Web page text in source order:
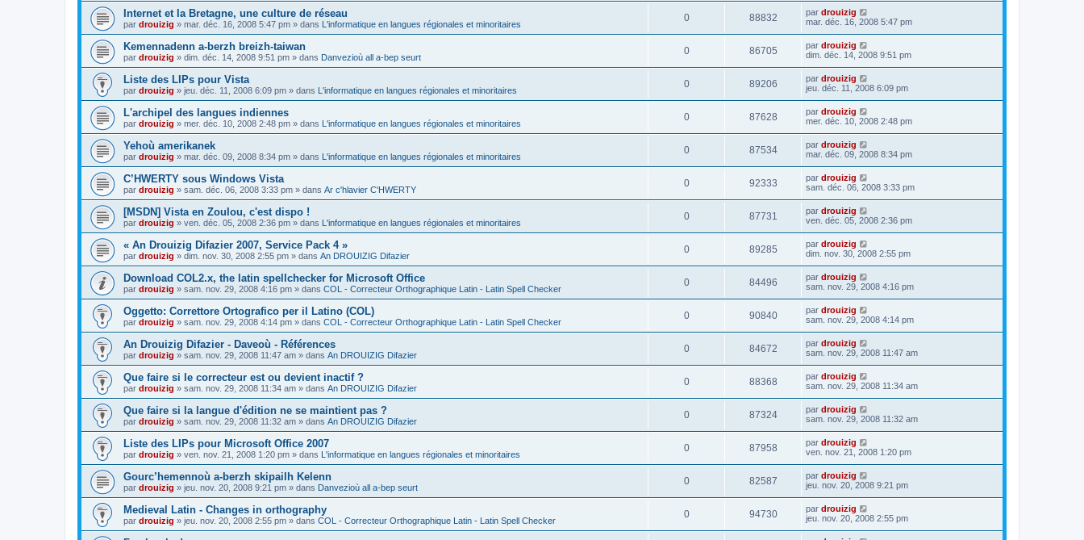
Internet et la Bretagne, une culture de réseau
par drouizig » mar. déc. 16, 2008 5:47 pm » dans L'informatique en langues régionales et minoritaires
0 88832 par drouizig
mar. déc. 16, 2008 5:47 pm
Kemennadenn a-berzh breizh-taiwan
par drouizig » dim. déc. 14, 2008 9:51 pm » dans Danvezioù all a-bep seurt
0 86705 par drouizig
dim. déc. 14, 2008 9:51 pm
Liste des LIPs pour Vista
par drouizig » jeu. déc. 11, 2008 6:09 pm » dans L'informatique en langues régionales et minoritaires
0 89206 par drouizig
jeu. déc. 11, 2008 6:09 pm
L'archipel des langues indiennes
par drouizig » mer. déc. 10, 2008 2:48 pm » dans L'informatique en langues régionales et minoritaires
0 87628 par drouizig
mer. déc. 10, 2008 2:48 pm
Yehoù amerikanek
par drouizig » mar. déc. 09, 2008 8:34 pm » dans L'informatique en langues régionales et minoritaires
0 87534 par drouizig
mar. déc. 09, 2008 8:34 pm
C’HWERTY sous Windows Vista
par drouizig » sam. déc. 06, 2008 3:33 pm » dans Ar c'hlavier C'HWERTY
0 92333 par drouizig
sam. déc. 06, 2008 3:33 pm
[MSDN] Vista en Zoulou, c'est dispo !
par drouizig » ven. déc. 05, 2008 2:36 pm » dans L'informatique en langues régionales et minoritaires
0 87731 par drouizig
ven. déc. 05, 2008 2:36 pm
« An Drouizig Difazier 2007, Service Pack 4 »
par drouizig » dim. nov. 30, 2008 2:55 pm » dans An DROUIZIG Difazier
0 89285 par drouizig
dim. nov. 30, 2008 2:55 pm
Download COL2.x, the latin spellchecker for Microsoft Office
par drouizig » sam. nov. 29, 2008 4:16 pm » dans COL - Correcteur Orthographique Latin - Latin Spell Checker
0 84496 par drouizig
sam. nov. 29, 2008 4:16 pm
Oggetto: Correttore Ortografico per il Latino (COL)
par drouizig » sam. nov. 29, 2008 4:14 pm » dans COL - Correcteur Orthographique Latin - Latin Spell Checker
0 90840 par drouizig
sam. nov. 29, 2008 4:14 pm
An Drouizig Difazier - Daveoù - Références
par drouizig » sam. nov. 29, 2008 11:47 am » dans An DROUIZIG Difazier
0 84672 par drouizig
sam. nov. 29, 2008 11:47 am
Que faire si le correcteur est ou devient inactif ?
par drouizig » sam. nov. 29, 2008 11:34 am » dans An DROUIZIG Difazier
0 88368 par drouizig
sam. nov. 29, 2008 11:34 am
Que faire si la langue d'édition ne se maintient pas ?
par drouizig » sam. nov. 29, 2008 11:32 am » dans An DROUIZIG Difazier
0 87324 par drouizig
sam. nov. 29, 2008 11:32 am
Liste des LIPs pour Microsoft Office 2007
par drouizig » ven. nov. 21, 2008 1:20 pm » dans L'informatique en langues régionales et minoritaires
0 87958 par drouizig
ven. nov. 21, 2008 1:20 pm
Gourc’hemennoù a-berzh skipailh Kelenn
par drouizig » jeu. nov. 20, 2008 9:21 pm » dans Danvezioù all a-bep seurt
0 82587 par drouizig
jeu. nov. 20, 2008 9:21 pm
Medieval Latin - Changes in orthography
par drouizig » jeu. nov. 20, 2008 2:55 pm » dans COL - Correcteur Orthographique Latin - Latin Spell Checker
0 94730 par drouizig
jeu. nov. 20, 2008 2:55 pm